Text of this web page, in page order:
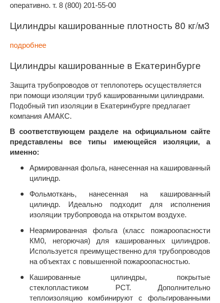
оперативно. т. 8 (800) 201-55-00
Цилиндры кашированные плотность 80 кг/м3
подробнее
Цилиндры кашированные в Екатеринбурге
Защита трубопроводов от теплопотерь осуществляется
при помощи изоляции труб кашированными цилиндрами.
Подобный тип изоляции в Екатеринбурге предлагает
компания АМАКС.
В соответствующем разделе на официальном сайте
представлены все типы имеющейся изоляции, а
именно:
Армированная фольга, нанесенная на кашированный
цилиндр.
Фольмоткань, нанесенная на кашированный
цилиндр. Идеально подходит для исполнения
изоляции трубопровода на открытом воздухе.
Неармированная фольга (класс пожароопасности
КМ0, негорючая) для кашированных цилиндров.
Используется преимущественно для трубопроводов
на объектах с повышенной пожароопасностью.
Кашированные цилиндры, покрытые
стеклопластиком РСТ. Дополнительно
теплоизоляцию комбинируют с фольгированными